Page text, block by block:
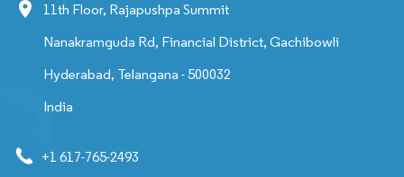
11th Floor, Rajapushpa Summit
Nanakramguda Rd, Financial District, Gachibowli
Hyderabad, Telangana - 500032
India
+1 617-765-2493